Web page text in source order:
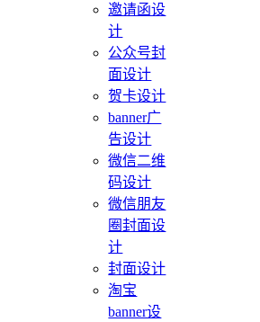
邀请函设
计
公众号封
面设计
贺卡设计
banner广
告设计
微信二维
码设计
微信朋友
圈封面设
计
封面设计
淘宝
banner设